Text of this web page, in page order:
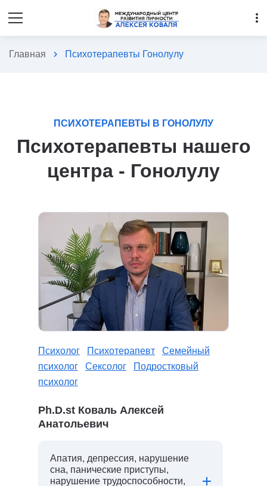
more_vert
Главная chevron_right Психотерапевты Гонолулу
ПСИХОТЕРАПЕВТЫ В ГОНОЛУЛУ
Психотерапевты нашего
центра - Гонолулу
Психолог Психотерапевт
Семейный
психолог
Сексолог
Подростковый
психолог
Ph.D.st Коваль Алексей
Анатольевич
Апатия, депрессия, нарушение
сна, панические приступы,
нарушение трудоспособности,